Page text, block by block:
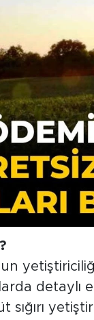
detaylı
sığırı